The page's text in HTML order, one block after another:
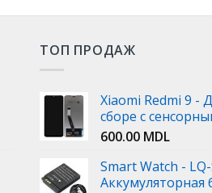
ТОП ПРОДАЖ
Xiaomi Redmi 9 -
сборе с
600.00 MDL
Smart Watch - LQ-
Аккумуляторная